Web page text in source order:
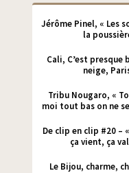
Jérôme Pinel, « Les
la
Cali, C’est presque
neige,
Tribu Nougaro, «
moi tout bas on ne
De clip en clip #20 –
ça vient, ça
Le Bijou, charme,